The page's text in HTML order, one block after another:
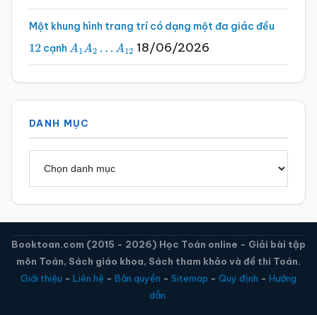
Một khung hình trang trí có dạng một đa giác đều
12 cạnh A1A2…A 12 18/06/2026
DANH MỤC
Booktoan.com (2015 - 2026) Học Toán online - Giải bài tập
môn Toán, Sách giáo khoa, Sách tham khảo và đề thi Toán.
Giới thiệu - Liên hệ - Bản quyền - Sitemap - Quy định - Hướng
dẫn.